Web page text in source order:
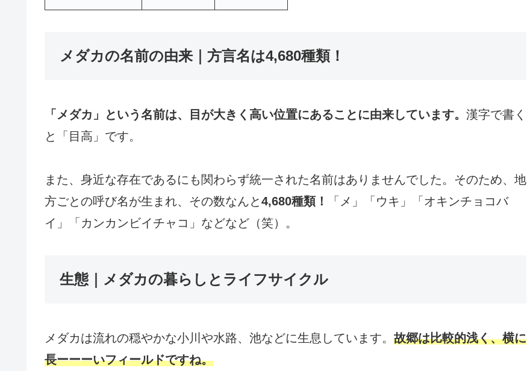
メダカの名前の由来｜方言名は4,680種類！
「メダカ」という名前は、目が大きく高い位置にあることに由来しています。 漢字で書く
と「目高」です。
また、身近な存在であるにも関わらず統一された名前はありませんでした。そのため、地
方ごとの呼び名が生まれ、その数なんと4,680種類！
「メ」「ウキ」「オキンチョコバ
イ」「カンカンビイチャコ」などなど（笑）。
生態｜メダカの暮らしとライフサイクル
メダカは流れの穏やかな小川や水路、池などに生息しています。 故郷は比較的浅く、横に
長ーーーいフィールドですね。